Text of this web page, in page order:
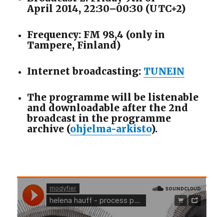
April 2014, 22:30–00:30 (UTC+2)
Frequency: FM 98,4 (only in
Tampere, Finland)
Internet broadcasting: TUNEIN
The programme will be listenable
and downloadable after the 2nd
broadcast in the programme
archive (ohjelma-arkisto).